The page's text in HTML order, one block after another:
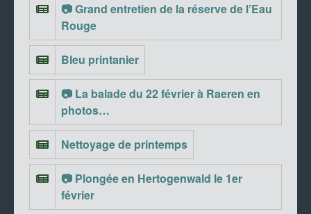
📷 Grand entretien de la réserve de l’Eau
Rouge
Bleu printanier
📷 La balade du 22 février à Raeren en
photos…
Nettoyage de printemps
📷 Plongée en Hertogenwald le 1er
février